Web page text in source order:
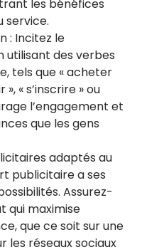
les bénéfices
service.
: Incitez le
utilisant des verbes
tels que « acheter
« s’inscrire » ou
l’engagement et
que les gens
adaptés au
publicitaire a ses
Assurez-
qui maximise
que ce soit sur une
les réseaux sociaux